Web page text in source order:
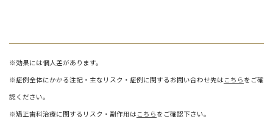
※効果には個人差があります。
※症例全体にかかる注記・主なリスク・症例に関するお問い合わせ先は こちら をご確
認ください。
※矯正歯科治療に関するリスク・副作用は こちら をご確認下さい。